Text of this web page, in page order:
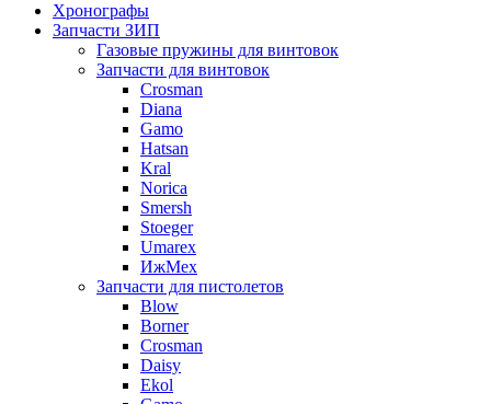
Хронографы
Запчасти ЗИП
Газовые пружины для винтовок
Запчасти для винтовок
Crosman
Diana
Gamo
Hatsan
Kral
Norica
Smersh
Stoeger
Umarex
ИжМех
Запчасти для пистолетов
Blow
Borner
Crosman
Daisy
Ekol